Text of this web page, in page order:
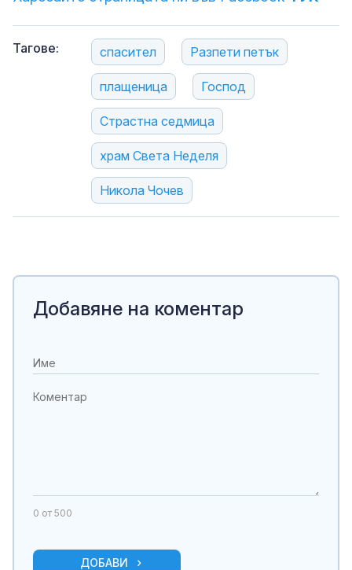
Тагове: спасител Разпети петък
плащеница Господ
Страстна седмица
храм Света Неделя
Никола Чочев
Добавяне на коментар
0 от 500
ДОБАВИ